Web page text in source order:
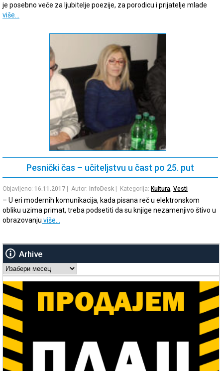
je posebno veče za ljubitelje poezije, za porodicu i prijatelje mlade
više…
Pesnički čas – učiteljstvu u čast po 25. put
Objavljeno: 16.11.2017 | Autor: InfoDesk | Kategorija: Kultura, Vesti
– U eri modernih komunikacija, kada pisana reč u elektronskom
obliku uzima primat, treba podsetiti da su knjige nezamenjivo štivo u
obrazovanju više…
Arhive
Arhive